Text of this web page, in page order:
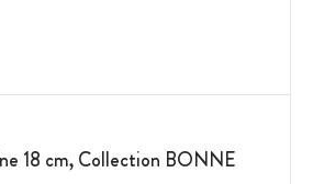
18 cm, Collection BONNE